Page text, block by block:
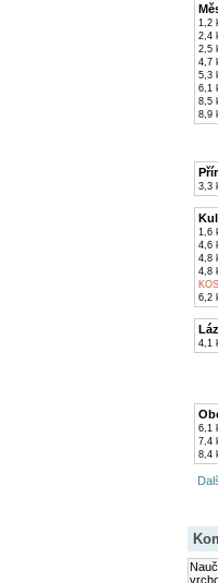
1,2
2,4
2,5
4,7
5,3
6,1
8,5
8,9
3,3
1,6
4,6
4,8
4,8
6,2
4,1
6,1
7,4
8,4